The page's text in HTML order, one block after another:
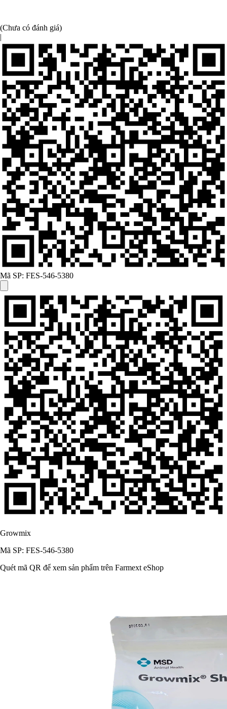
(Chưa có đánh giá)
|
Mã SP: FES-546-5380
Growmix
Mã SP: FES-546-5380
Quét mã QR để xem sản phẩm trên Farmext eShop